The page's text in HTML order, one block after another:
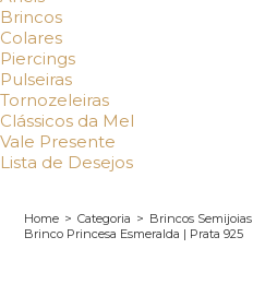
Brincos
Colares
Piercings
Pulseiras
Tornozeleiras
Clássicos da Mel
Vale Presente
Lista de Desejos
Home > Categoria > Brincos Semijoias
Brinco Princesa Esmeralda | Prata 925